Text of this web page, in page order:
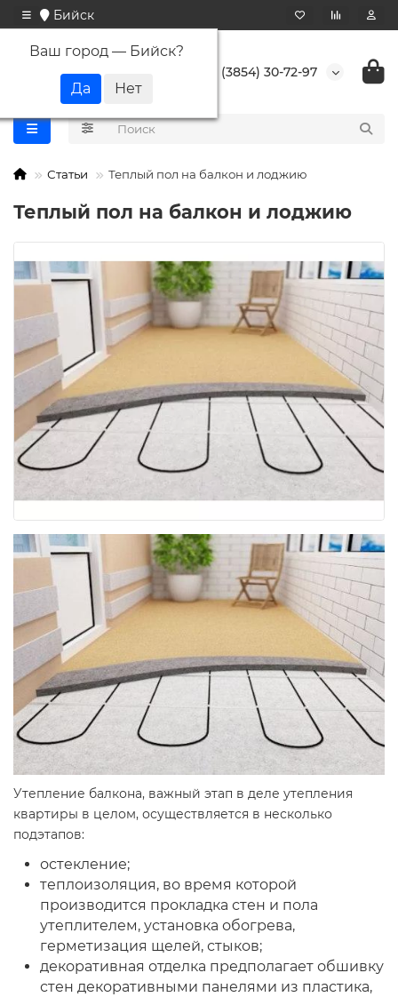
Бийск
Ваш город — Бийск?
+7 (3854) 30-72-97
Статьи Теплый пол на балкон и лоджию
Теплый пол на балкон и лоджию
Утепление балкона, важный этап в деле утепления
квартиры в целом, осуществляется в несколько
подэтапов:
остекление;
теплоизоляция, во время которой
производится прокладка стен и пола
утеплителем, установка обогрева,
герметизация щелей, стыков;
декоративная отделка предполагает обшивку
стен декоративными панелями из пластика,